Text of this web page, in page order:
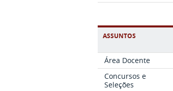
ASSUNTOS
Área Docente
Concursos e
Seleções